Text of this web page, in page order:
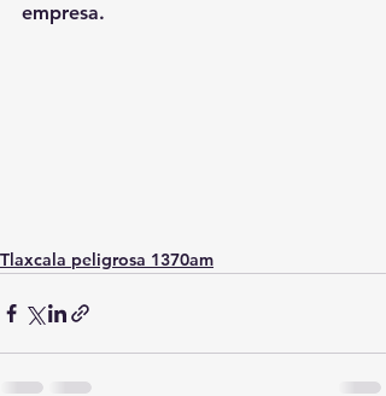
empresa.
Tlaxcala peligrosa 1370am